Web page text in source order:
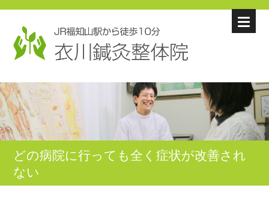
どの病院に行っても全く症状が改善され
ない